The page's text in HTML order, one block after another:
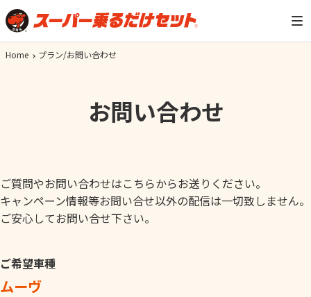
Home プラン/お問い合わせ
お問い合わせ
ご質問やお問い合わせはこちらからお送りください。
キャンペーン情報等お問い合せ以外の配信は一切致しません。
ご安心してお問い合せ下さい。
ご希望車種
ムーヴ